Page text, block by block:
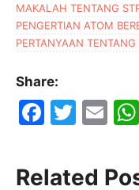
MAKALAH TENTANG
PENGERTIAN ATOM
PERTANYAAN
Share:
F
c
T
itt
E
ai
Related